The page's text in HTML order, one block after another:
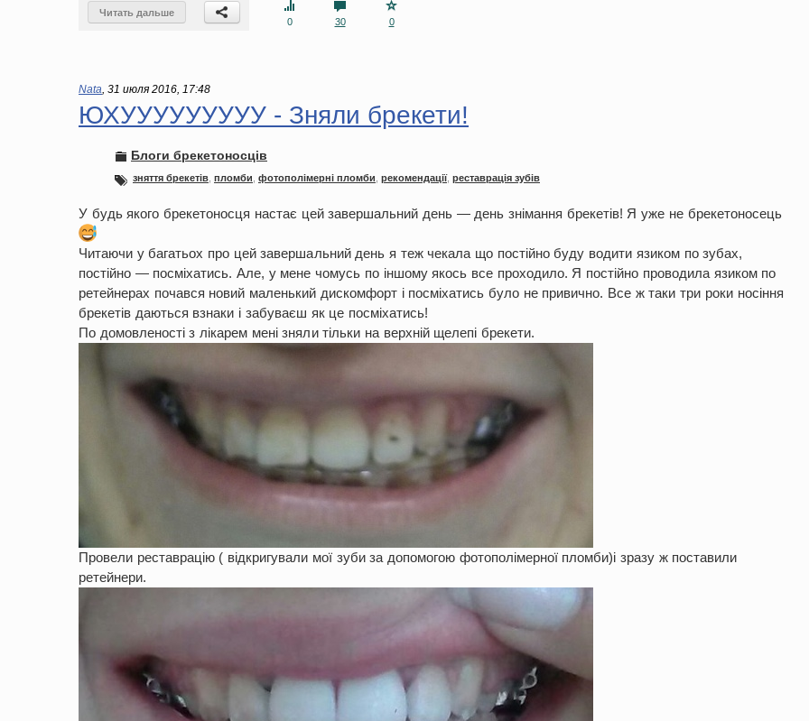
Читать дальше
0
30 0
Nata, 31 июля 2016, 17:48
ЮХУУУУУУУУУ - Зняли брекети!
Блоги брекетоносців
зняття брекетів пломби фотополімерні пломби рекомендації, реставрація зубів
У будь якого брекетоносця настає цей завершальний день — день знімання брекетів! Я уже не брекетоносець
Читаючи у багатьох про цей завершальний день я теж чекала що постійно буду водити язиком по зубах,
постійно — посміхатись. Але, у мене чомусь по іншому якось все проходило. Я постійно проводила язиком по
ретейнерах почався новий маленький дискомфорт і посміхатись було не привично. Все ж таки три роки носіння
брекетів даються взнаки і забуваєш як це посміхатись!
По домовленості з лікарем мені зняли тільки на верхній щелепі брекети.
Провели реставрацію ( відкригували мої зуби за допомогою фотополімерної пломби)і зразу ж поставили
ретейнери.